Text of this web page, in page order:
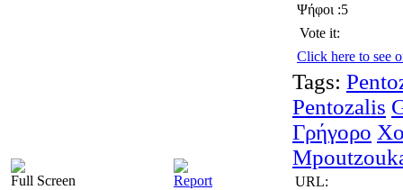
Full Screen Report
Ψήφοι :5
Vote it:
Click here to see
Tags:
Pentozalis
Γρήγορο
URL: